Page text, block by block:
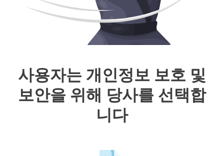
사용자는 개인정보 보호 및
보안을 위해 당사를 선택합
니다